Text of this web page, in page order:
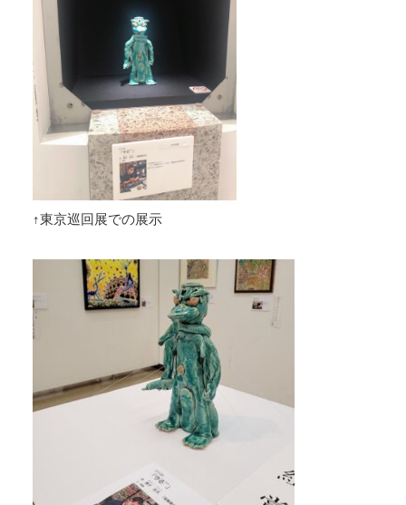
↑東京巡回展での展示